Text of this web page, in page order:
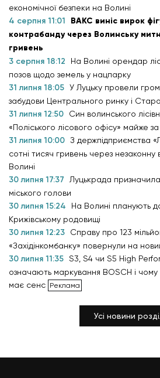
економічної безпеки на Волині
4 серпня 11:01
ВАКС виніс вирок
контрабанду через Волинську
гривень
3 серпня 18:12
На Волині орендар
позов щодо земель у нацпарку
31 липня 18:05 У Луцьку провели
забудови Центрального ринку і
31 липня 12:50
Син волинського
«Поліського лісового офісу» майже за
31 липня 10:00 З держпідприємства
сотні тисяч гривень через
Волині
30 липня 17:37
Луцькрада
міського голови
30 липня 15:24
На Волині планують
Крижівському родовищі
30 липня 12:23
Справу про 123
«Західінкомбанку» повернули на
30 липня 11:35 S3, S4 чи S5 High
означають маркування BOSCH і
має сенс
Усі новини